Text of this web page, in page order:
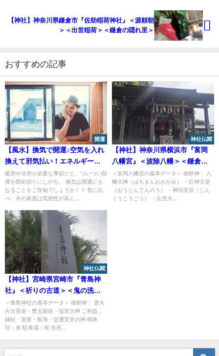
【神社】神奈川県鎌倉市『佐助稲荷神社』＜源頼朝
＞＜出世稲荷＞＜鎌倉の隠れ里＞
おすすめの記事
開運
【風水】換気で開運♪空気を入れ
換えて邪気払い！エネルギーを
巡らせて人も家も健康を保つ！
暖房や冷房が必要な季節だと、ついつい部
屋を閉め切りにしがち。 換気は開運にも
なることをご存知でしょうか！？ 昔に比
べ、今の家屋は気密性が高く...
神社仏閣
【神社】神奈川県横浜市『富岡
八幡宮』＜波除八幡＞＜鎌倉幕
府の守護神＞＜ハマのエビス様
＞
＜富岡八幡宮の基本データ＞ 御祭神： 八
幡大神（はちまんおおかみ） ・応神天皇
（おうじんてんのう） ・神功皇后（じん
ぐうこうごう） ・比売大...
神社仏閣
【神社】宮崎県宮崎市『青島神
社』＜祈りの古道＞＜鬼の洗濯
板＞＜宮崎のパワースポット＞
＜青島神社の基本データ＞ 御祭神： 彦火
火出見命・豊玉姫命・塩筒大神 ご利益：
縁結・安産・航海・交通安全の神 御朱
印：有 駐車場：有 住所...